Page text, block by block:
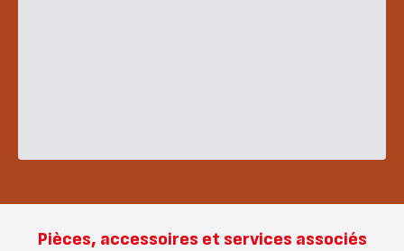
Pièces, accessoires et services associés